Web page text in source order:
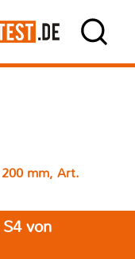
von